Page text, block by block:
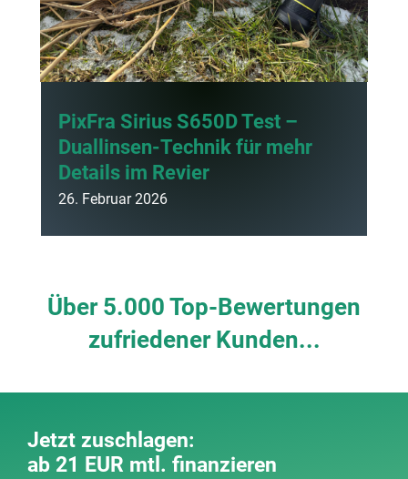
PixFra Sirius S650D Test –
Duallinsen-Technik für mehr
Details im Revier
26. Februar 2026
Über 5.000 Top-Bewertungen
zufriedener Kunden...
Jetzt zuschlagen:
ab 21 EUR mtl. finanzieren